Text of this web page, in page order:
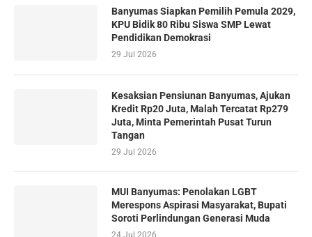
Banyumas Siapkan Pemilih Pemula 2029,
KPU Bidik 80 Ribu Siswa SMP Lewat
Pendidikan Demokrasi
29 Jul 2026
Kesaksian Pensiunan Banyumas, Ajukan
Kredit Rp20 Juta, Malah Tercatat Rp279
Juta, Minta Pemerintah Pusat Turun
Tangan
29 Jul 2026
MUI Banyumas: Penolakan LGBT
Merespons Aspirasi Masyarakat, Bupati
Soroti Perlindungan Generasi Muda